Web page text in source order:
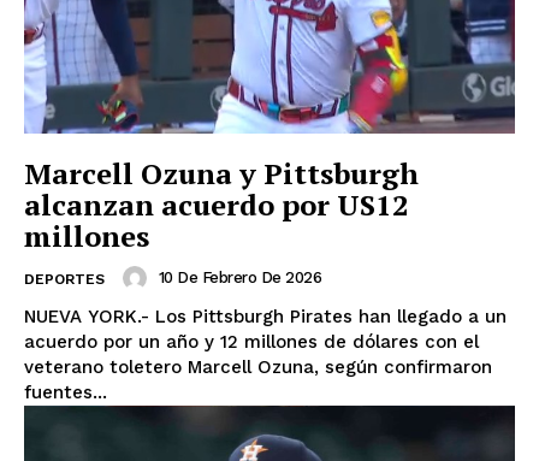
Marcell Ozuna y Pittsburgh
alcanzan acuerdo por US12
millones
DEPORTES 10 De Febrero De 2026
NUEVA YORK.- Los Pittsburgh Pirates han llegado a un
acuerdo por un año y 12 millones de dólares con el
veterano toletero Marcell Ozuna, según confirmaron
fuentes...